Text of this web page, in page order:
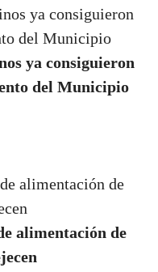
ya consiguieron
del Municipio
alimentación de